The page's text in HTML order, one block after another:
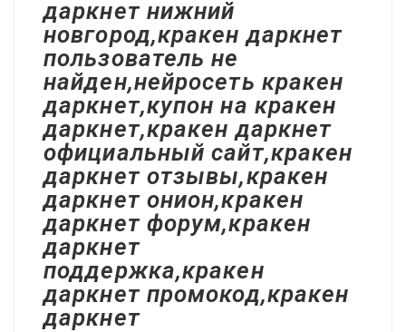
даркнет нижний
новгород,кракен даркнет
пользователь не
найден,нейросеть кракен
даркнет,купон на кракен
даркнет,кракен даркнет
официальный сайт,кракен
даркнет отзывы,кракен
даркнет онион,кракен
даркнет форум,кракен
даркнет
поддержка,кракен
даркнет промокод,кракен
даркнет